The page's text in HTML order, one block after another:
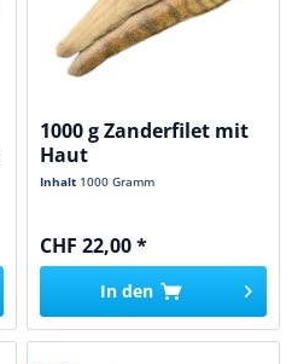
1000 g Zanderfilet mit
Haut
Inhalt 1000 Gramm
CHF 22,00 *
In den